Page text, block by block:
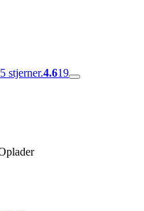
stjerner.4.619